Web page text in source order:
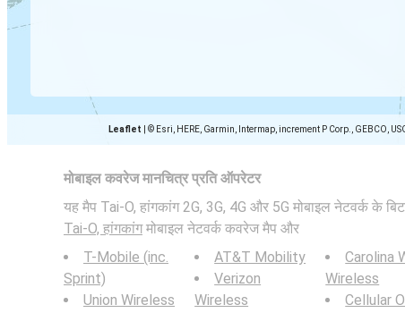
Leaflet © Esri, HERE, Garmin, Intermap, increment P Corp., GEBCO,
मोबाइल कवरेज मानचित्र प्रति ऑपरेटर
यह मैप Tai-O, हांगकांग 2G, 3G, 4G और 5G मोबाइल नेटवर्क के
Tai-O, हांगकांगमोबाइल नेटवर्क कवरेज मैप और
T-Mobile (inc.
Sprint)
Union Wireless
AT&T Mobility
Verizon
Wireless
Carolina
Wireless
Cellular